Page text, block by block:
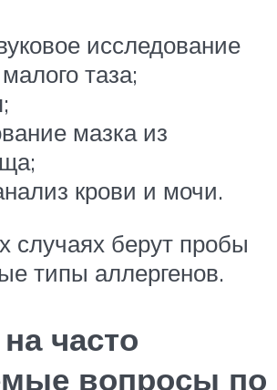
исследование
таза;
мазка из
крови и мочи.
случаях берут пробы
типы аллергенов.
часто
вопросы по